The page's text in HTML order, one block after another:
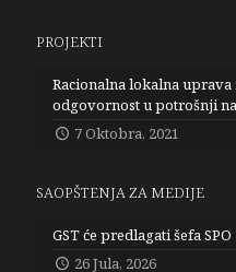
PROJEKTI
Racionalna lokalna
odgovornost u potrošnji
7 Oktobra, 2021
SAOPŠTENJA ZA MEDIJE
GST će predlagati šefa SPO
26 Jula, 2026